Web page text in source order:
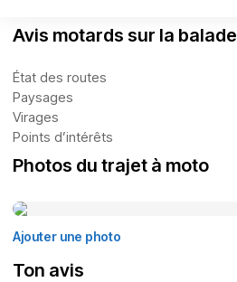
Avis motards sur la balade
État des routes
Paysages
Virages
Points d’intérêts
Photos du trajet à moto
Ajouter une photo
Ton avis